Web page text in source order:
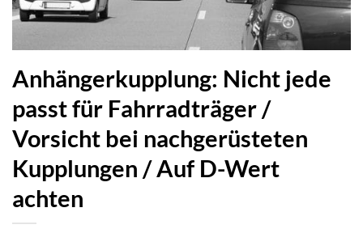
Anhängerkupplung: Nicht jede
passt für Fahrradträger /
Vorsicht bei nachgerüsteten
Kupplungen / Auf D-Wert
achten